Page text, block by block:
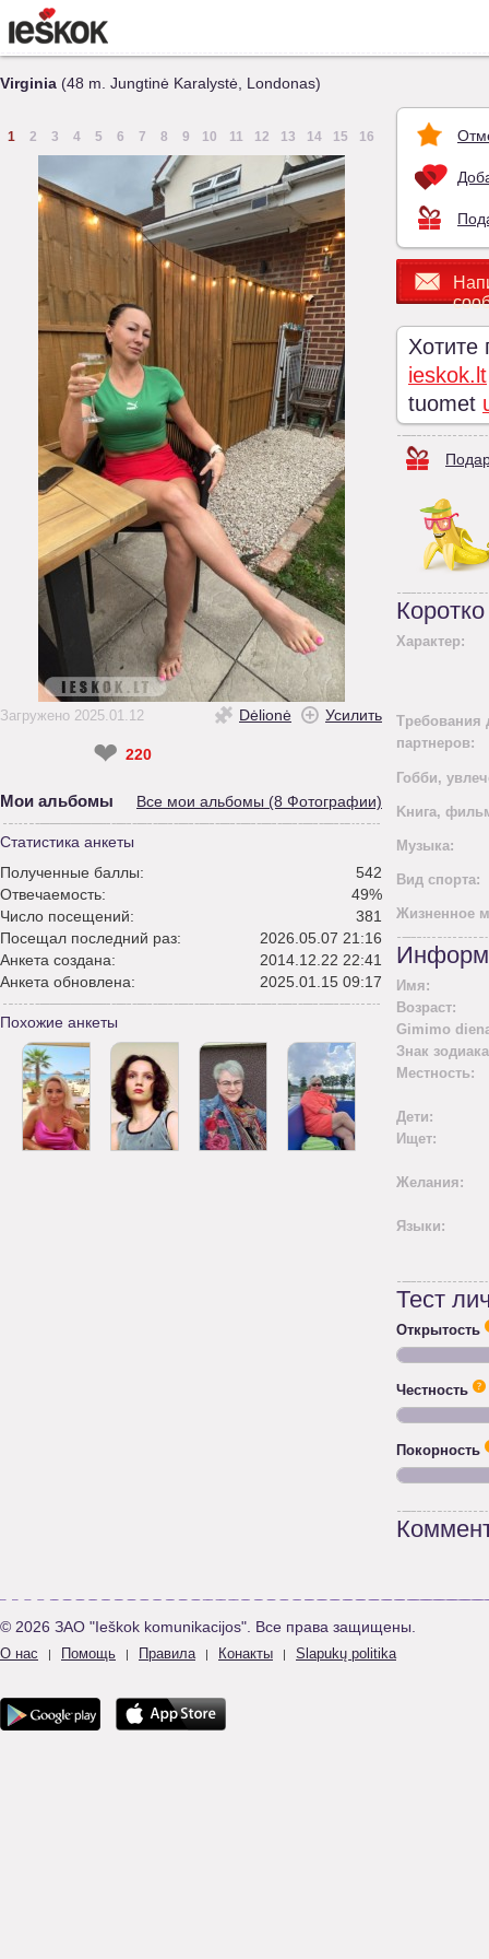
Virginia (48 m. Jungtinė Karalystė, Londonas)
1 2 3 4 5 6 7 8 9 10 11 12 13 14 15 16
Загружено 2025.01.12 Dėlionė Усилить
❤ 220
Мои альбомы Все мои альбомы (8 Фотографии)
Статистика анкеты
Полученные баллы:
542
Отвечаемость:
49%
Число посещений:
381
Посещал последний раз:
2026.05.07 21:16
Анкета создана:
2014.12.22 22:41
Анкета обновлена:
2025.01.15 09:17
Похожие анкеты
Хотите
ieskok.lt
tuomet
Характер:
Требования
партнеров:
Гобби,
Kнига,
Mузыка:
Вид спорта:
Жизненное
Имя:
Возраст:
Gimimo
Знак
Местность:
Дети:
Ищет:
Желания:
Языки:
Тест
Открытость
Честность
Покорность
© 2026 ЗАО "Ieškok komunikacijos". Все права защищены.
О нас | Помощь | Правила | Конакты | Slapukų politika